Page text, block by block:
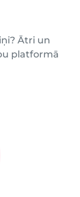
Ātri un
platformā